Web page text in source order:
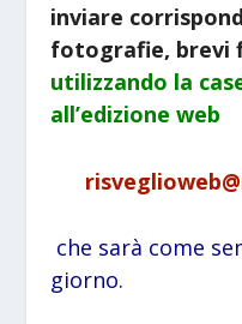
inviare
fotografie, brevi
utilizzando la
all’edizione web
che sarà come
giorno.